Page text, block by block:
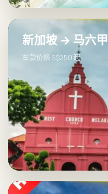
新加坡 → 马六甲
车款价格 S$250 起